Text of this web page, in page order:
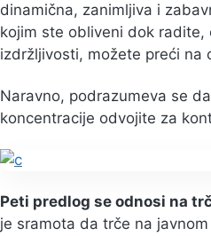
dinamična, zanimljiva i
kojim ste obliveni dok
izdržljivosti, možete preći na
Naravno, podrazumeva se
koncentracije odvojite za
Peti predlog se odnosi na
je sramota da trče na